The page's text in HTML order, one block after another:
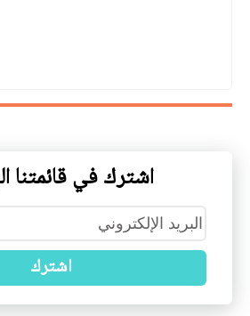
اشترك في قائمتنا
اشترك